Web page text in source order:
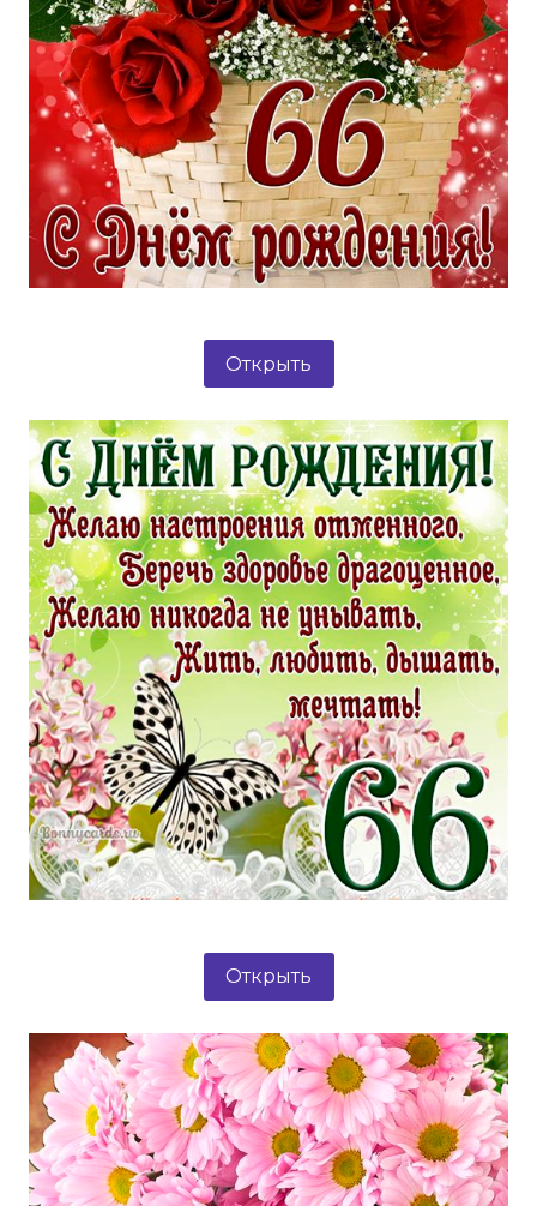
Открыть
Открыть